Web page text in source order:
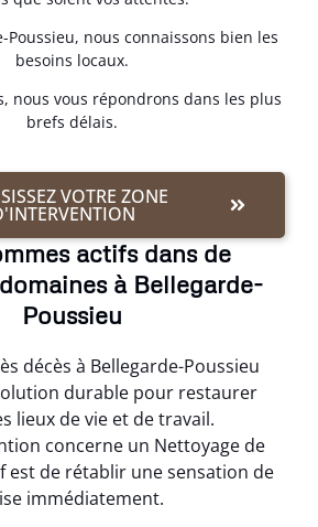
Poussieu, nous connaissons bien les
besoins locaux.
nous vous répondrons dans les plus
brefs délais.
VOTRE ZONE
actifs dans de
à Bellegarde-
Poussieu
décès à Bellegarde-Poussieu
durable pour restaurer
lieux de vie et de travail.
concerne un Nettoyage de
est de rétablir une sensation de
immédiatement.